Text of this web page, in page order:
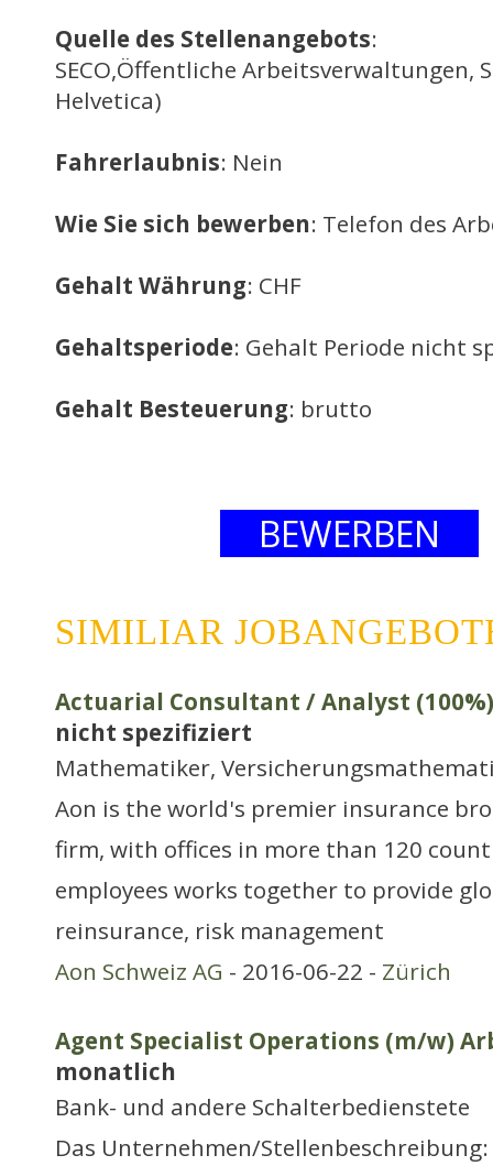
Quelle des Stellenangebots:
SECO,Öffentliche Arbeitsverwaltungen,
Helvetica)
Fahrerlaubnis: Nein
Wie Sie sich bewerben: Telefon des
Gehalt Währung: CHF
Gehaltsperiode: Gehalt Periode nicht
Gehalt Besteuerung: brutto
BEWERBEN
SIMILIAR
Actuarial Consultant / Analyst (100%)
nicht spezifiziert
Mathematiker,
Aon is the world's premier insurance
firm, with offices in more than 120
employees works together to provide
reinsurance, risk management
Aon Schweiz AG - 2016-06-22 - Zürich
Agent Specialist Operations (m/w)
monatlich
Bank- und andere Schalterbedienstete
Das Unternehmen/